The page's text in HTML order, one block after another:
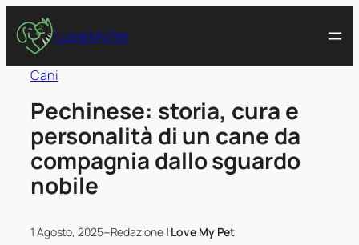
I Love My Pet
Cani
Pechinese: storia, cura e
personalità di un cane da
compagnia dallo sguardo
nobile
1 Agosto, 2025–Redazione I Love My Pet